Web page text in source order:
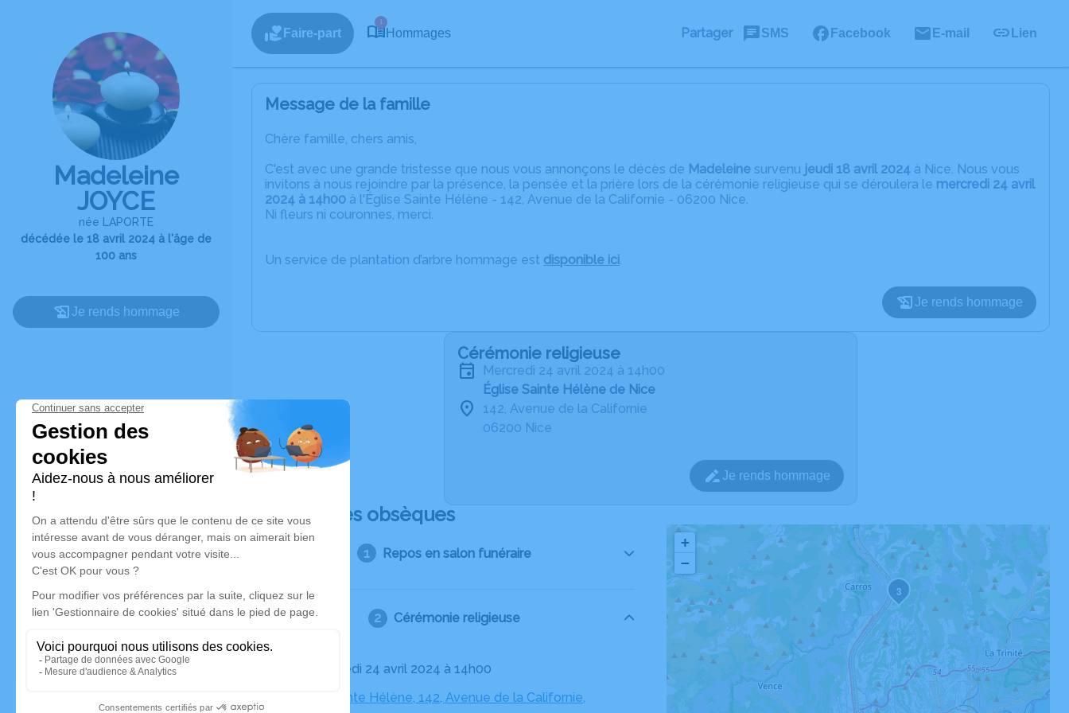
Madeleine
JOYCE
née LAPORTE
décédée le 18 avril 2024 à l'âge de
100 ans
Je rends hommage
Faire-part
1
Hommages Partager SMS Facebook E-mail Lien
Message de la famille
Chère famille, chers amis,
C'est avec une grande tristesse que nous vous annonçons le décès de Madeleine survenu jeudi 18 avril 2024 à Nice. Nous vous
invitons à nous rejoindre par la présence, la pensée et la prière lors de la cérémonie religieuse qui se déroulera le mercredi 24 avril
2024 à 14h00 à l'Église Sainte Hélène - 142, Avenue de la Californie - 06200 Nice.
Ni fleurs ni couronnes, merci.
Un service de plantation d’arbre hommage est disponible ici.
Je rends hommage
Cérémonie religieuse
mercredi 24 avril 2024 à 14h00
Église Sainte Hélène de Nice
142, Avenue de la Californie
06200 Nice
Je rends hommage
Déroulé des obsèques
Repos en salon funéraire
Cérémonie religieuse
Le mercredi 24 avril 2024 à 14h00
Église Sainte Hélène, 142, Avenue de la Californie,
3
+
−